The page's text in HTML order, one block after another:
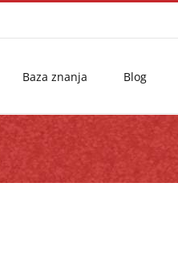
Baza znanja Blog